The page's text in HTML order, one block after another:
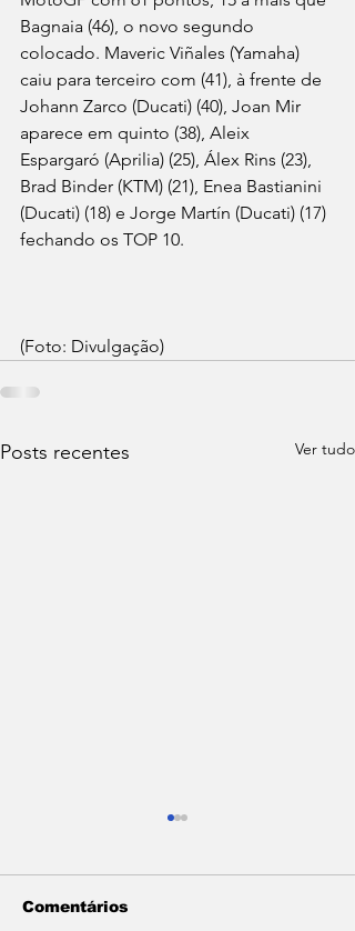
Bagnaia (46), o novo segundo
colocado. Maveric Viñales (Yamaha)
caiu para terceiro com (41), à frente de
Johann Zarco (Ducati) (40), Joan Mir
aparece em quinto (38), Aleix
Espargaró (Aprilia) (25), Álex Rins (23),
Brad Binder (KTM) (21), Enea Bastianini
(Ducati) (18) e Jorge Martín (Ducati) (17)
fechando os TOP 10.
(Foto: Divulgação)
Posts recentes Ver tudo
Comentários